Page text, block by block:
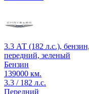
3.3 АТ (182 л.с.),
передний, зеленый
Бензин
139000 км.
3.3 / 182 л.с.
Передний